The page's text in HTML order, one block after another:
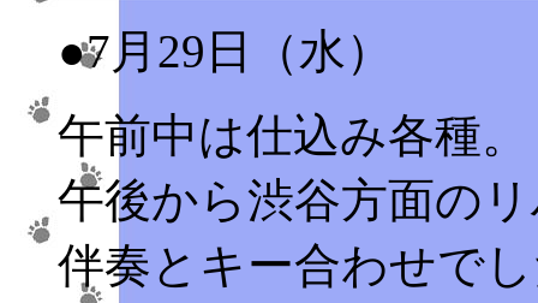
●7月29日（水）
午前中は仕込み各種。
午後から渋谷方面の
伴奏とキー合わせで